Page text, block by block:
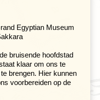
Egyptian Museum
bruisende hoofdstad
klaar om ons te
brengen. Hier kunnen
voorbereiden op de